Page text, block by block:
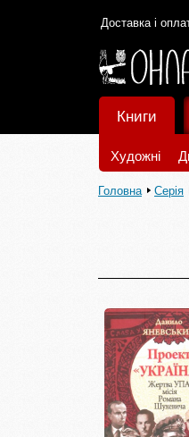
Доставка і
Книги
Художні
Головна Серія